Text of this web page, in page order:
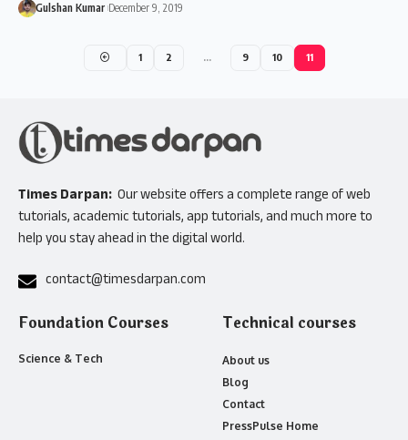
Gulshan Kumar December 9, 2019
1 2 … 9 10 11
Times Darpan: Our website offers a complete range of web
tutorials, academic tutorials, app tutorials, and much more to
help you stay ahead in the digital world.
contact@timesdarpan.com
Foundation Courses
Science & Tech
Technical courses
About us
Blog
Contact
PressPulse Home